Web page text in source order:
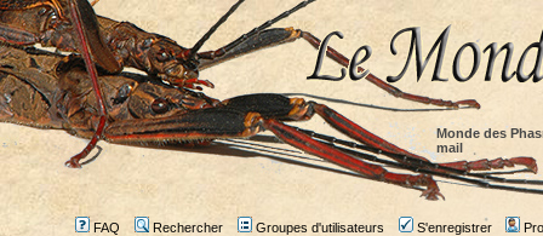
Monde des
mail
FAQ Rechercher Groupes d'utilisateurs S'enregistrer